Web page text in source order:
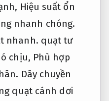
Hiệu suất ổn
nhanh chóng.
nhanh. quạt tư
chịu, Phù hợp
Dây chuyền
quạt cánh dơi